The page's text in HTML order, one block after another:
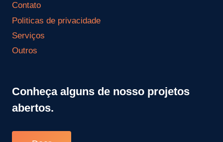
Contato
Politicas de privacidade
Serviços
Outros
Conheça alguns de nosso projetos
abertos.